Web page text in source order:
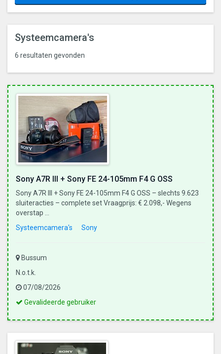
Systeemcamera's
6 resultaten gevonden
Sony A7R III + Sony FE 24-105mm F4 G OSS
Sony A7R III + Sony FE 24-105mm F4 G OSS – slechts 9.623
sluiteracties – complete set Vraagprijs: € 2.098,- Wegens
overstap ...
Systeemcamera's
Sony
Bussum
N.o.t.k.
07/08/2026
Dit
een
gevalideerde
gebruiker
Gevalideerde gebruiker